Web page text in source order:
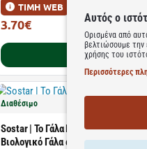
ΤΙΜΗ WEB
3.70€
Καλάθι
Διαθέσιμο
Sostar | Το Γάλα Παραδοσιακό
Βιολογικό Γάλα από Ελληνικά
Αυτός ο
Ορισμένα από
βελτιώσουμε την
χρήσης του
Περισσότερες